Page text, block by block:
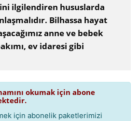
ilgilendiren hususlarda
Bilhassa hayat
anne ve bebek
ev idaresi gibi
okumak için abone
için abonelik paketlerimizi